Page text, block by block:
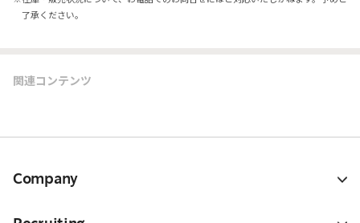
了承ください。
関連コンテンツ
Company